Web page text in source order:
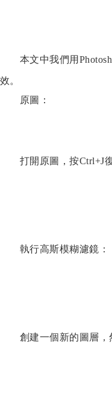
本文中我們用
效。
原圖：
打開原圖，按Ctrl+J復
執行高斯模糊濾鏡：
創建一個新的圖層，然